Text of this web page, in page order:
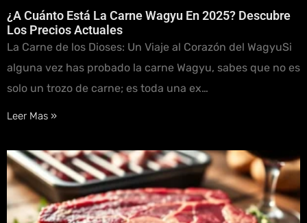
¿A Cuánto Está La Carne Wagyu En 2025? Descubre
Los Precios Actuales
La Carne de los Dioses: Un Viaje al Corazón del WagyuSi
alguna vez has probado la carne Wagyu, sabes que no es
solo un trozo de carne; es toda una ex…
Leer Mas »